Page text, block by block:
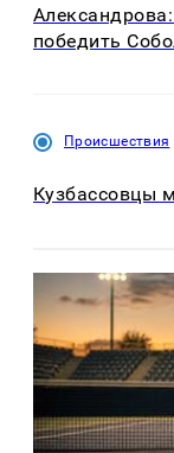
победить
Происшествия
Кузбассовцы